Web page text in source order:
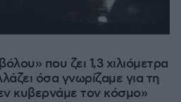
που ζει 1,3 χιλιόμετρα
όσα γνωρίζαμε για τη
κυβερνάμε τον κόσμο»